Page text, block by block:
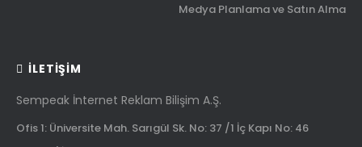
Medya Planlama ve Satın Alma
İLETIŞIM
Sempeak İnternet Reklam Bilişim A.Ş.
Ofis 1: Üniversite Mah. Sarıgül Sk. No: 37 /1 İç Kapı No: 46